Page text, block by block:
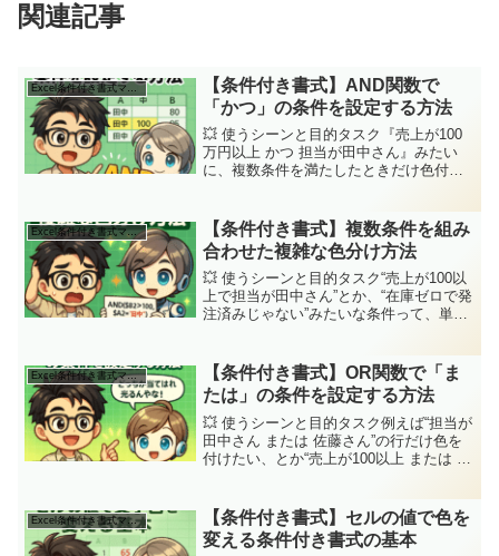
関連記事
Excel条件付き書式マスター講座
【条件付き書式】AND関数で
「かつ」の条件を設定する方法
💥 使うシーンと目的タスク『売上が100
万円以上 かつ 担当が田中さん』みたい
に、複数条件を満たしたときだけ色付け
わせれば、バッチリ狙ったデータだけ光
らせられる...
Excel条件付き書式マスター講座
【条件付き書式】複数条件を組み
合わせた複雑な色分け方法
💥 使うシーンと目的タスク“売上が100以
上で担当が田中さん”とか、“在庫ゼロで発
注済みじゃない”みたいな条件って、単純
み合わせて、複雑な条件を作れるんや！
これ...
Excel条件付き書式マスター講座
【条件付き書式】OR関数で「ま
たは」の条件を設定する方法
💥 使うシーンと目的タスク例えば“担当が
田中さん または 佐藤さん”の行だけ色を
付けたい、とか“売上が100以上 または 在
でも条件を満たせば色付けされるか
ら、...
Excel条件付き書式マスター講座
【条件付き書式】セルの値で色を
変える条件付き書式の基本